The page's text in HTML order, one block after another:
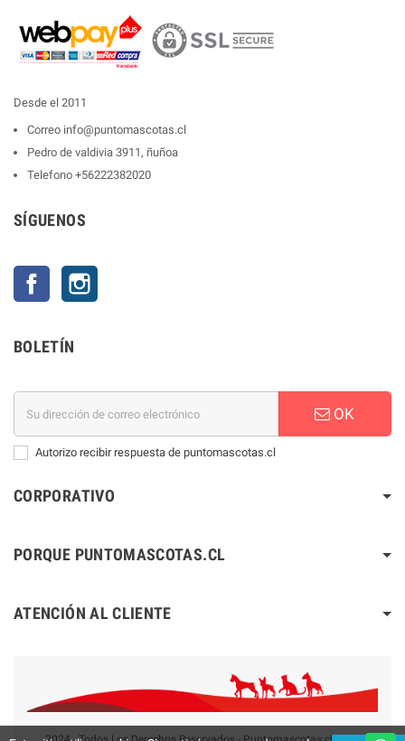
Desde el 2011
Correo info@puntomascotas.cl
Pedro de valdivia 3911, ñuñoa
Telefono +56222382020
SÍGUENOS
Facebook
BOLETÍN
OK
Autorizo recibir respuesta de puntomascotas.cl
CORPORATIVO
PORQUE PUNTOMASCOTAS.CL
ATENCIÓN AL CLIENTE